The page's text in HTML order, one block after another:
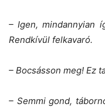
– Igen, mindannyian
Rendkívül felkavaró.
– Bocsásson meg! Ez
– Semmi gond,